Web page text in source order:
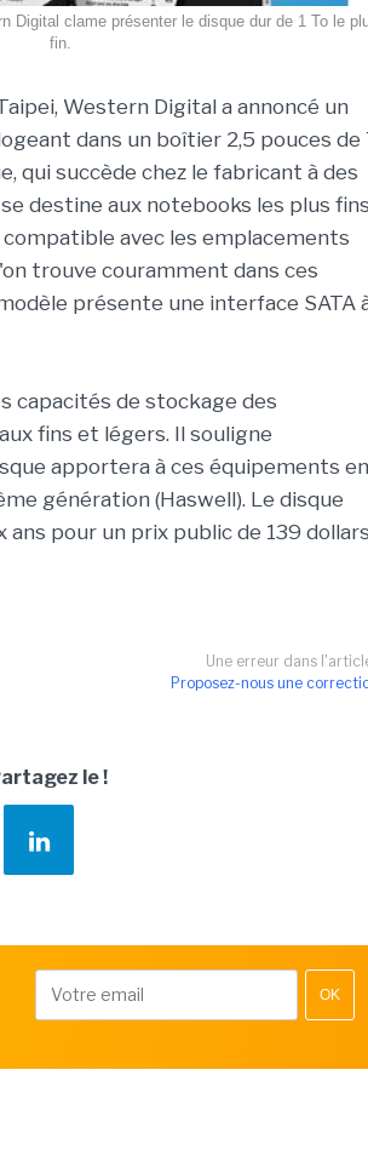
Digital clame présenter le disque dur de 1 To le
fin.
Western Digital a annoncé un
dans un boîtier 2,5 pouces de
qui succède chez le fabricant à des
destine aux notebooks les plus fins
avec les emplacements
trouve couramment dans ces
présente une interface SATA
capacités de stockage des
fins et légers. Il souligne
apportera à ces équipements en
génération (Haswell). Le disque
pour un prix public de 139 dollars
Une erreur dans
Proposez-nous une
le !
OK